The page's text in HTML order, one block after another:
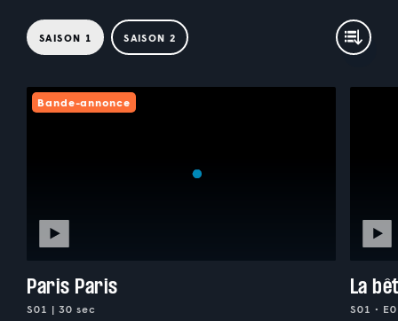
SAISON 1 SAISON 2
Bande-annonce
Paris Paris
S01 | 30 sec
La
S01 •